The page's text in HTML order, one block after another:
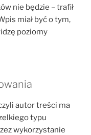
nie będzie – trafił
miał być o tym,
poziomy
autor treści ma
typu
wykorzystanie